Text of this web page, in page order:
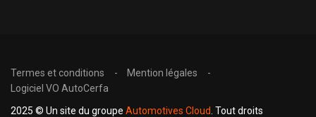
Termes et conditions
Mention légales
Logiciel VO AutoCerfa
2025 © Un site du groupe Automotives Cloud . Tout droits